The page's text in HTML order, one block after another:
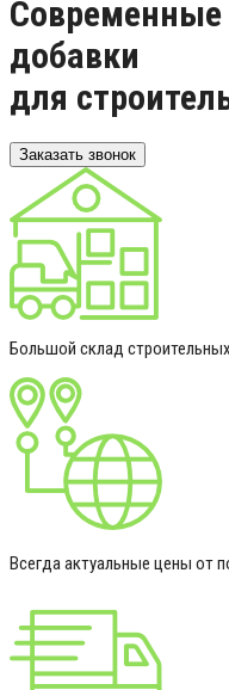
добавки
для
Заказать звонок
Большой склад
Всегда актуальные цены от